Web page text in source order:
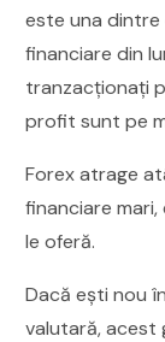
este una dintre
financiare din
tranzacționați
profit sunt pe
Forex atrage
financiare
le oferă.
Dacă ești nou
valutară, acest